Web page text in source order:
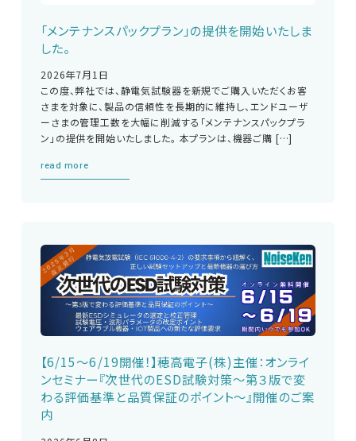
「メンテナンスパックプラン」の提供を開始いたしま
した。
2026年7月1日
この度、弊社では、静電気試験器を新規でご購入いただくお客
さまを対象に、製品の信頼性を長期的に維持し、エンドユーザ
ーさまの管理工数を大幅に削減する「メンテナンスパックプラ
ン」の提供を開始いたしました。 本プランは、機器ご購 […]
read more
【6/15～6/19開催！】穂高電子(株)主催：オンライ
ンセミナー『次世代のESD試験対策～第３版で変
わる評価基準と品質保証のポイント～』開催のご案
内